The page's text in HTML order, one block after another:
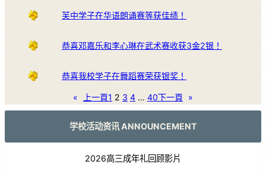
芙中学子在华语朗诵赛等获佳绩！
恭喜邓嘉乐和李心琳在武术赛收获3金2银！
恭喜我校学子在舞蹈赛荣获银奖！
« 上一頁1 2 3 4 … 40下一頁 »
学校活动资讯 ANNOUNCEMENT
2026高三成年礼回顾影片